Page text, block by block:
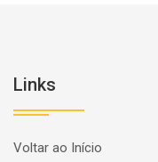
Links
Voltar ao Início